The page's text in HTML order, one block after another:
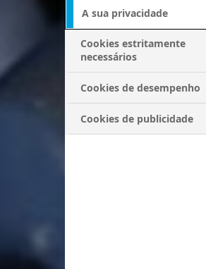
A sua privacidade
Cookies estritamente
necessários
Cookies de desempenho
Cookies de publicidade